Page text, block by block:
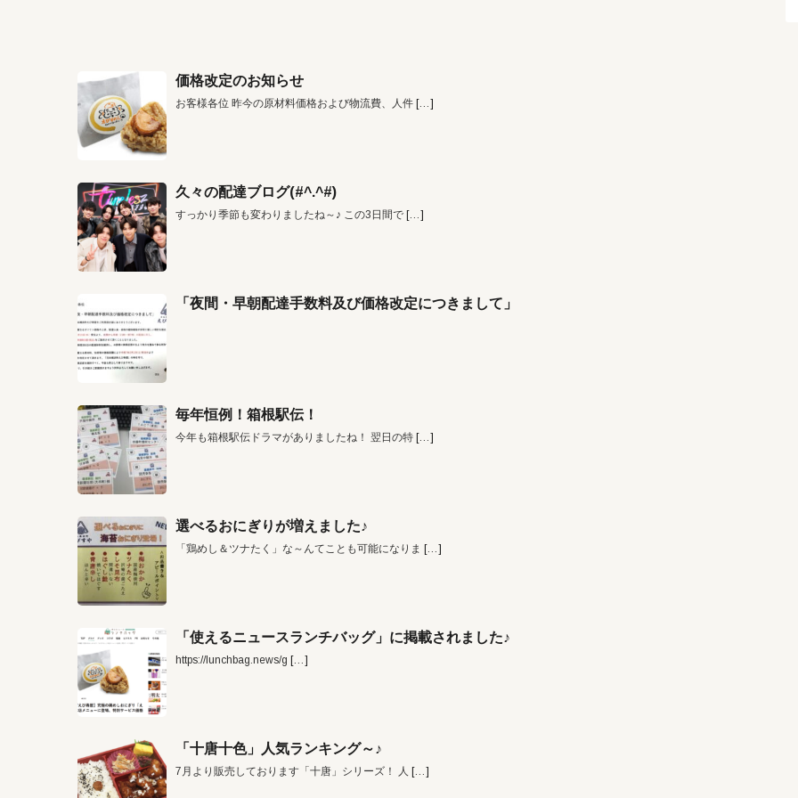
価格改定のお知らせ
お客様各位 昨今の原材料価格および物流費、人件 […]
久々の配達ブログ(#^.^#)
すっかり季節も変わりましたね～♪ この3日間で […]
「夜間・早朝配達手数料及び価格改定につきまして」
毎年恒例！箱根駅伝！
今年も箱根駅伝ドラマがありましたね！ 翌日の特 […]
選べるおにぎりが増えました♪
「鶏めし＆ツナたく」な～んてことも可能になりま […]
「使えるニュースランチバッグ」に掲載されました♪
https://lunchbag.news/g […]
「十唐十色」人気ランキング～♪
7月より販売しております「十唐」シリーズ！ 人 […]